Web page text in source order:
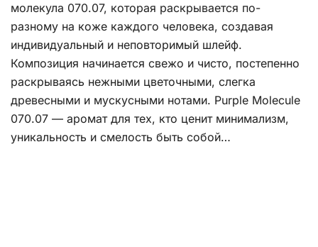
молекула 070.07, которая раскрывается по-
разному на коже каждого человека, создавая
индивидуальный и неповторимый шлейф.
Композиция начинается свежо и чисто, постепенно
раскрываясь нежными цветочными, слегка
древесными и мускусными нотами. Purple Molecule
070.07 — аромат для тех, кто ценит минимализм,
уникальность и смелость быть собой…